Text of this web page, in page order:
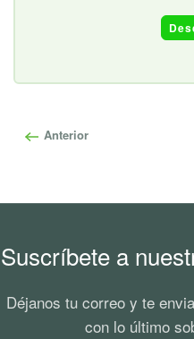
Anterior
Suscríbete a
Déjanos tu correo y te
con lo último